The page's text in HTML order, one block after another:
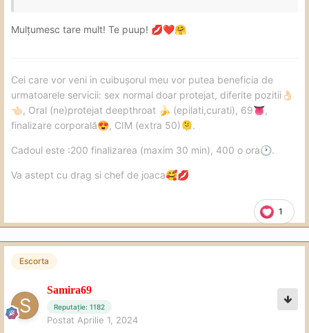
Mulțumesc tare mult! Te puup! 💋❤️🤗
1
Cei care vor veni in cuibușorul meu vor putea beneficia de
urmatoarele servicii: sex normal doar protejat, diferite pozitii👌🏻
👈🏻, Oral (ne)protejat deepthroat 🍌 (epilati,curati), 69👅,
finalizare corporală😍, CIM (extra 50)🫠.
Cadoul este :200 finalizarea (maxim 30 min), 400 o ora🕐.
Va astept cu drag si chef de joaca🥰💋
Escorta
Samira69
Reputație: 1182
Postat Aprilie 1, 2024